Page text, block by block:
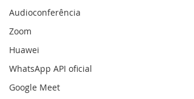
Audioconferência
Zoom
Huawei
WhatsApp API oficial
Google Meet